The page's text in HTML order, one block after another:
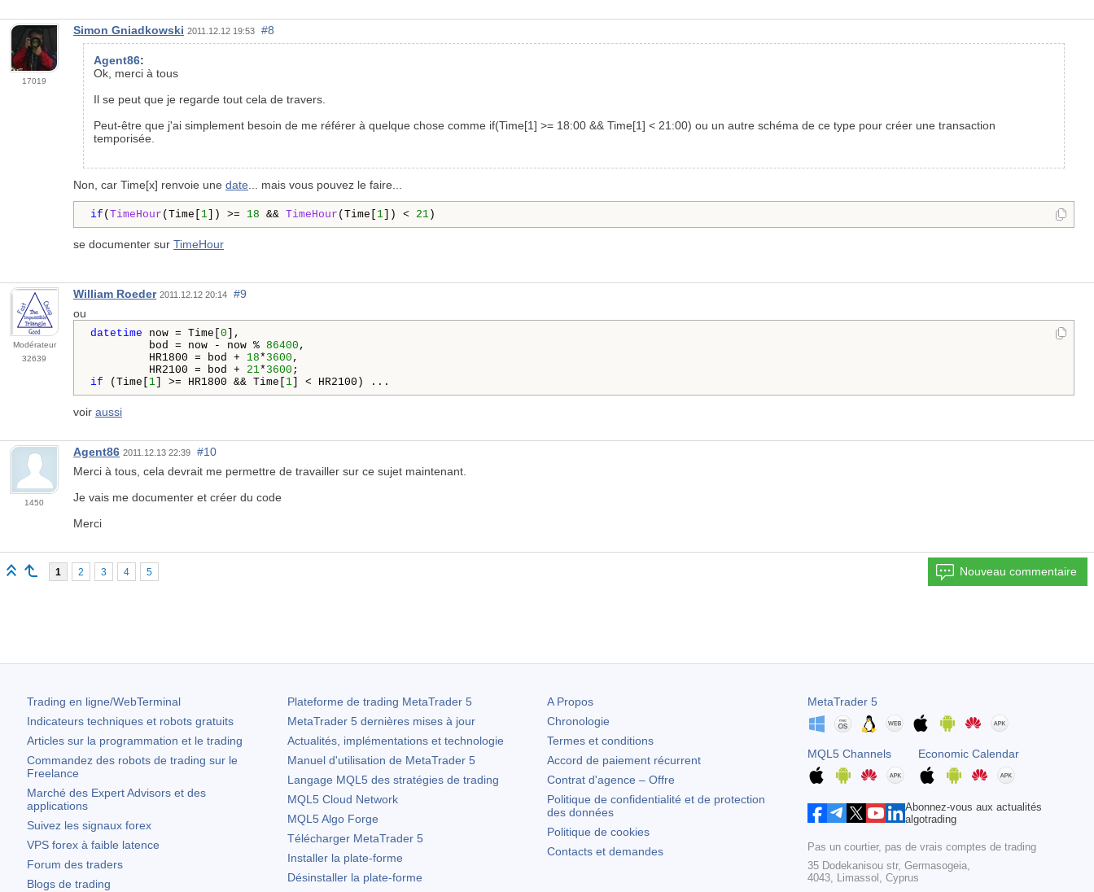
17019
Simon Gniadkowski 2011.12.12 19:53 #8
Agent86:
Ok, merci à tous
Il se peut que je regarde tout cela de travers.
Peut-être que j'ai simplement besoin de me référer à quelque chose comme if(Time[1] >= 18:00 && Time[1] < 21:00) ou un autre schéma de ce type pour créer une transaction
temporisée.
Non, car Time[x] renvoie une date... mais vous pouvez le faire...
if ( TimeHour (Time[ 1 ]) >= 18 && TimeHour (Time[ 1 ]) < 21 )
se documenter sur TimeHour
Modérateur
32639
William Roeder 2011.12.12 20:14
#9
ou
datetime now = Time[ 0 ],
bod = now - now % 86400 ,
HR1800 = bod + 18* 3600 ,
HR2100 = bod + 21* 3600
if (Time[ 1 ] >= HR1800 && Time[ 1 ] < HR2100) ...
voir aussi
1450
Agent86 2011.12.13 22:39
#10
Merci à tous, cela devrait me permettre de travailler sur ce sujet maintenant.
Je vais me documenter et créer du code
Merci
1 2 3 4 5 Nouveau commentaire
Trading en ligne/WebTerminal
Indicateurs techniques et robots gratuits
Articles sur la programmation et le trading
Commandez des robots de trading sur le
Freelance
Marché des Expert Advisors et des
applications
Suivez les signaux forex
VPS forex à faible latence
Forum des traders
Blogs de trading
Plateforme de trading MetaTrader 5
MetaTrader 5dernières mises à jour
Actualités, implémentations et technologie
Manuel d'utilisation de MetaTrader 5
Langage MQL5 des stratégies de trading
MQL5 Cloud Network
MQL5 Algo Forge
Télécharger MetaTrader 5
Installer la plate-forme
Désinstaller la plate-forme
A Propos
Chronologie
Termes et conditions
Accord de paiement récurrent
Contrat d'agence – Offre
Politique de confidentialité et de protection
des données
Politique de cookies
Contacts et demandes
MetaTrader 5
MQL5 Channels Economic Calendar
Abonnez-vous aux actualités
algotrading
Pas un courtier, pas de vrais comptes de trading
35 Dodekanisou str, Germasogeia,
4043, Limassol, Cyprus